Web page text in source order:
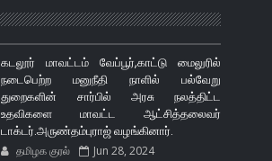
கடலூர் மாவட்டம் வேப்பூர்,காட்டு மைலுரில்
நடைபெற்ற மனுநீதி நாளில் பல்வேறு
துறைகளின் சார்பில் அரசு நலத்திட்ட
உதவிகளை மாவட்ட ஆட்சித்தலைவர்
டாக்டர்.அருண்தம்புராஜ் வழங்கினார்.
தமிழக குரல் Jun 28, 2024